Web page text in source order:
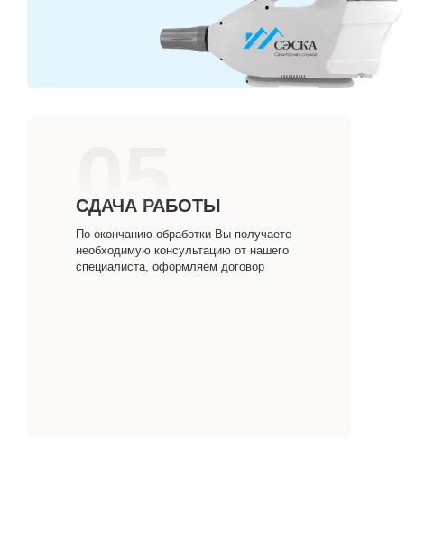
05
СДАЧА РАБОТЫ
По окончанию обработки Вы получаете
необходимую консультацию от нашего
специалиста, оформляем договор